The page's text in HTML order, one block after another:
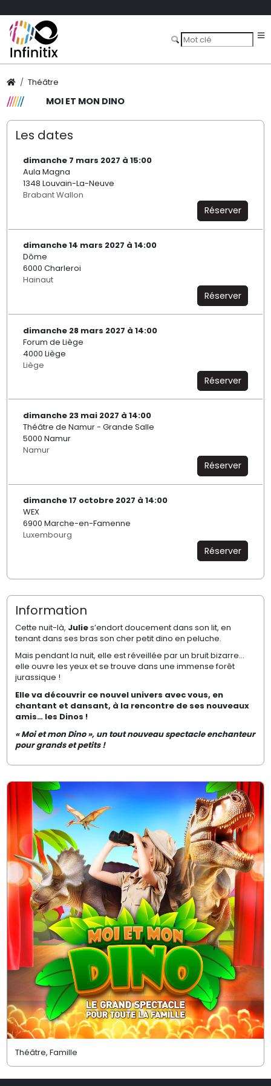
Théâtre
MOI ET MON DINO
Les dates
dimanche 7 mars 2027 à 15:00
Aula Magna
1348 Louvain-La-Neuve
Brabant Wallon
Réserver
dimanche 14 mars 2027 à 14:00
Dôme
6000 Charleroi
Hainaut
Réserver
dimanche 28 mars 2027 à 14:00
Forum de Liège
4000 Liège
Liège
Réserver
dimanche 23 mai 2027 à 14:00
Théâtre de Namur - Grande Salle
5000 Namur
Namur
Réserver
dimanche 17 octobre 2027 à 14:00
WEX
6900 Marche-en-Famenne
Luxembourg
Réserver
Information
Cette nuit-là, Julies’endort doucement dans son lit, en
tenant dans ses bras son cher petit dino en peluche.
Mais pendant la nuit, elle est réveillée par un bruit bizarre…
elle ouvre les yeux et se trouve dans une immense forêt
jurassique !
Elle va découvrir ce nouvel univers avec vous, en
chantant et dansant, à la rencontre de ses nouveaux
amis… les Dinos !
« Moi et mon Dino », un tout nouveau spectacle enchanteur
pour grands et petits !
Théâtre, Famille